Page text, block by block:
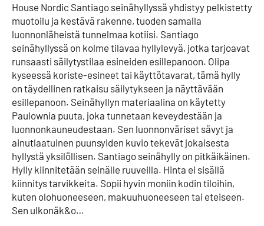
House Nordic Santiago seinähyllyssä yhdistyy pelkistetty
muotoilu ja kestävä rakenne, tuoden samalla
luonnonläheistä tunnelmaa kotiisi. Santiago
seinähyllyssä on kolme tilavaa hyllylevyä, jotka tarjoavat
runsaasti säilytystilaa esineiden esillepanoon. Olipa
kyseessä koriste-esineet tai käyttötavarat, tämä hylly
on täydellinen ratkaisu säilytykseen ja näyttävään
esillepanoon. Seinähyllyn materiaalina on käytetty
Paulownia puuta, joka tunnetaan keveydestään ja
luonnonkauneudestaan. Sen luonnonväriset sävyt ja
ainutlaatuinen puunsyiden kuvio tekevät jokaisesta
hyllystä yksilöllisen. Santiago seinähylly on pitkäikäinen.
Hylly kiinnitetään seinälle ruuveilla. Hinta ei sisällä
kiinnitys tarvikkeita. Sopii hyvin moniin kodin tiloihin,
kuten olohuoneeseen, makuuhuoneeseen tai eteiseen.
Sen ulkonäk&o…